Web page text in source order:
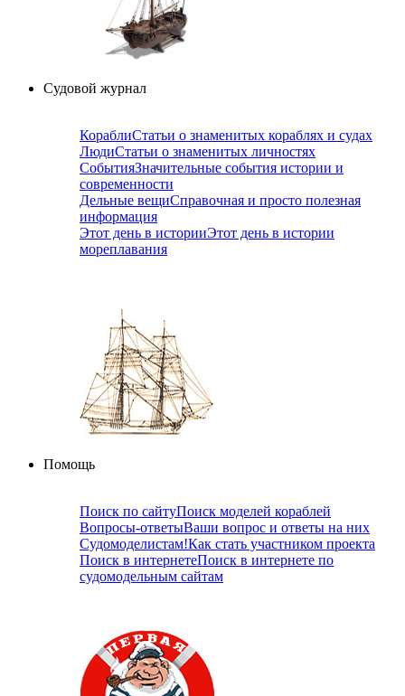
Судовой журнал
КораблиСтатьи о знаменитых кораблях и судах
ЛюдиСтатьи о знаменитых личностях
СобытияЗначительные события истории и
современности
Дельные вещиСправочная и просто полезная
информация
Этот день в историиЭтот день в истории
мореплавания
Помощь
Поиск по сайтуПоиск моделей кораблей
Вопросы-ответыВаши вопрос и ответы на них
Судомоделистам!Как стать участником проекта
Поиск в интернетеПоиск в интернете по
судомодельным сайтам